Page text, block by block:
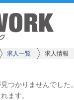
求人一覧 求人情報
つかりませんでした。
ます。